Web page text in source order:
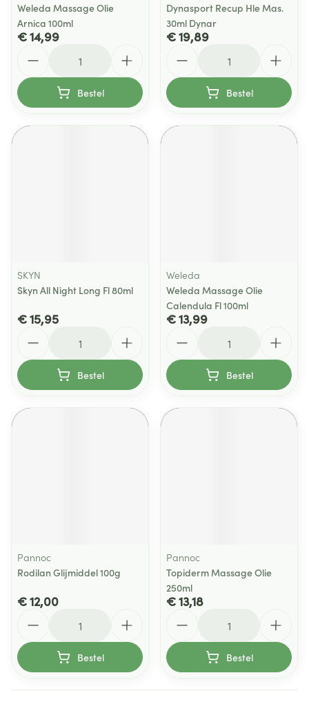
Weleda Massage Olie
Arnica 100ml
€ 14,99
Bestel
Dynasport Recup Hle Mas.
30ml Dynar
€ 19,89
Bestel
SKYN
Skyn All Night Long Fl 80ml
€ 15,95
Bestel
Weleda
Weleda Massage Olie
Calendula Fl 100ml
€ 13,99
Bestel
Pannoc
Rodilan Glijmiddel 100g
€ 12,00
Bestel
Pannoc
Topiderm Massage Olie
250ml
€ 13,18
Bestel